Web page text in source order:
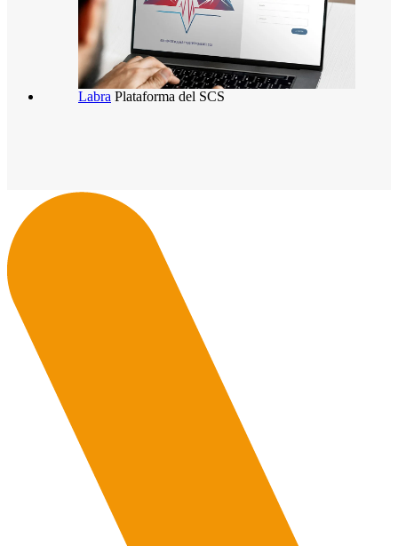
Labra viacoreit8 octubre 2025
Labra Plataforma del SCS